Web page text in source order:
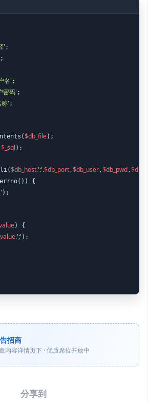
'
名'
密码'
' ;
$db_file
$_sql );
$db_host.':'.$db_port,$db_user,$db_pwd,
{
);
) {
.';' );
招商
内容详情页下 · 优质席位开放中
分享到